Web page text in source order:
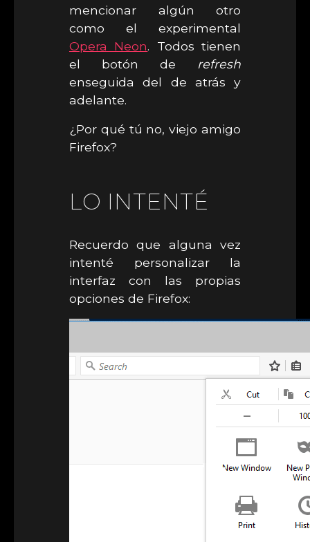
mencionar algún otro
como el experimental
Opera Neon. Todos tienen
el botón de refresh
enseguida del de atrás y
adelante.
¿Por qué tú no, viejo amigo
Firefox?
LO INTENTÉ
Recuerdo que alguna vez
intenté personalizar la
interfaz con las propias
opciones de Firefox: